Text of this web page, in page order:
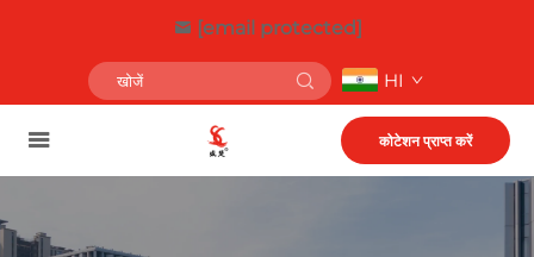
[email protected]
HI
कोटेशन प्राप्त करें